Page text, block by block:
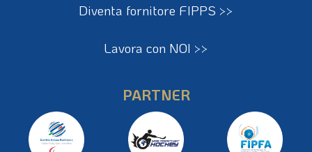
Diventa fornitore FIPPS >>
Lavora con NOI >>
PARTNER